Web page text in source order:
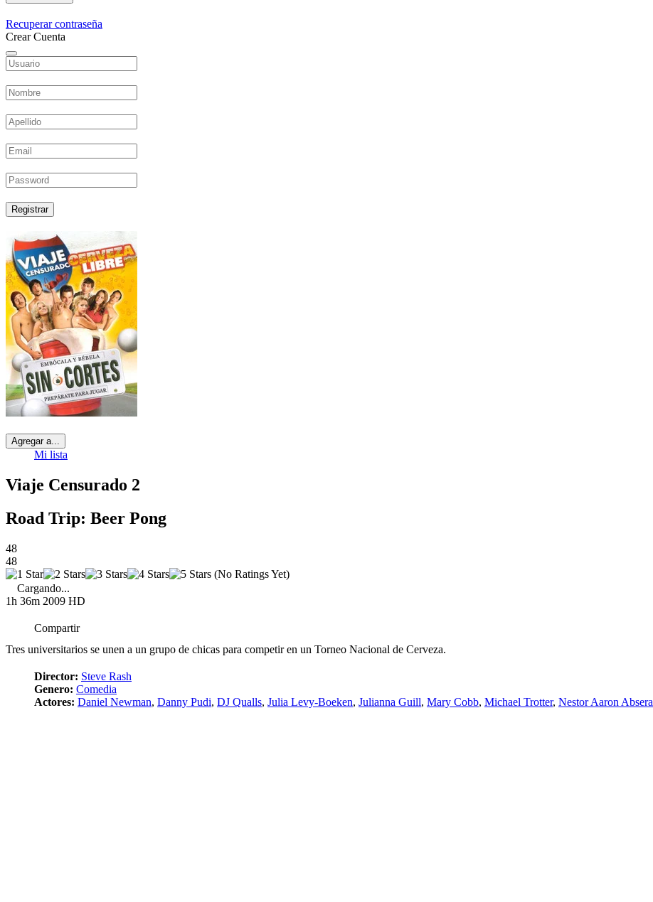
Recuperar contraseña
Crear Cuenta
Registrar
Agregar a...
Mi lista
Viaje Censurado 2
Road Trip: Beer Pong
48
48
(No Ratings Yet)
Cargando...
1h 36m 2009 HD
Compartir
Tres universitarios se unen a un grupo de chicas para competir en un Torneo Nacional de Cerveza.
Director: Steve Rash
Genero: Comedia
Actores: Daniel Newman, Danny Pudi, DJ Qualls, Julia Levy-Boeken, Julianna Guill, Mary Cobb, Michael Trotter, Nestor Aaron Absera